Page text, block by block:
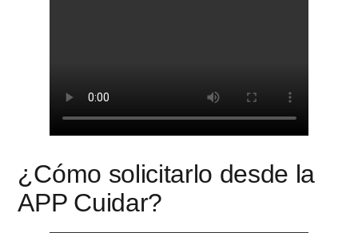
¿Cómo solicitarlo desde la
APP Cuidar?